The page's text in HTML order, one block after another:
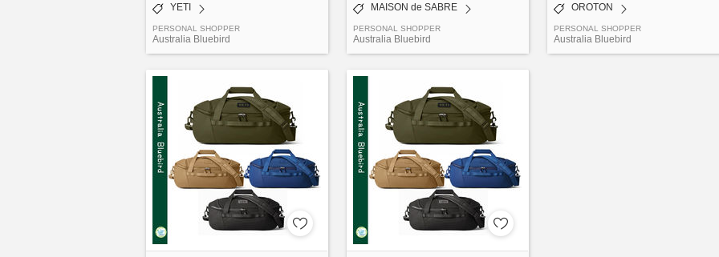
YETI
PERSONAL SHOPPER
Australia Bluebird
MAISON de SABRE
PERSONAL SHOPPER
Australia Bluebird
OROTON
PERSONAL SHOPPER
Australia Bluebird